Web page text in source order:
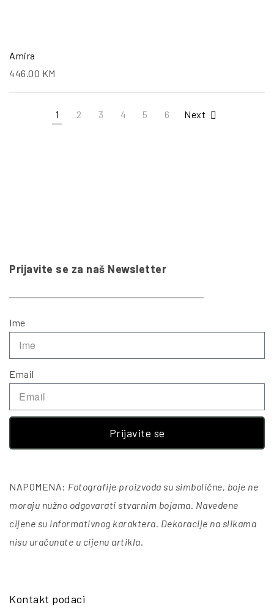
Amira
446.00 KM
1 2 3 4 5 6 Next
Prijavite se za naš Newsletter
Ime
Email
Prijavite se
NAPOMENA: Fotografije proizvoda su simbolične, boje ne
moraju nužno odgovarati stvarnim bojama. Navedene
cijene su informativnog karaktera. Dekoracije na slikama
nisu uračunate u cijenu artikla
Kontakt podaci